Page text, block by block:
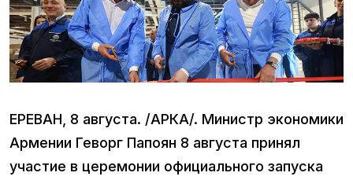
ЕРЕВАН, 8 августа. /АРКА/. Министр экономики
Армении Геворг Папоян 8 августа принял
участие в церемонии официального запуска